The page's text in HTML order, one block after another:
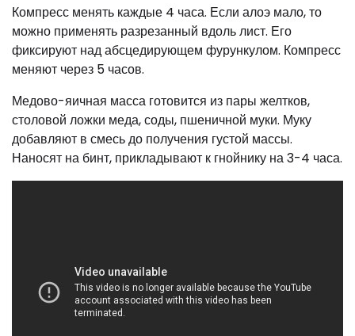
Компресс менять каждые 4 часа. Если алоэ мало, то
можно применять разрезанный вдоль лист. Его
фиксируют над абсцедирующем фурункулом. Компресс
меняют через 5 часов.
Медово-яичная масса готовится из пары желтков,
столовой ложки меда, соды, пшеничной муки. Муку
добавляют в смесь до получения густой массы.
Наносят на бинт, прикладывают к гнойнику на 3-4 часа.